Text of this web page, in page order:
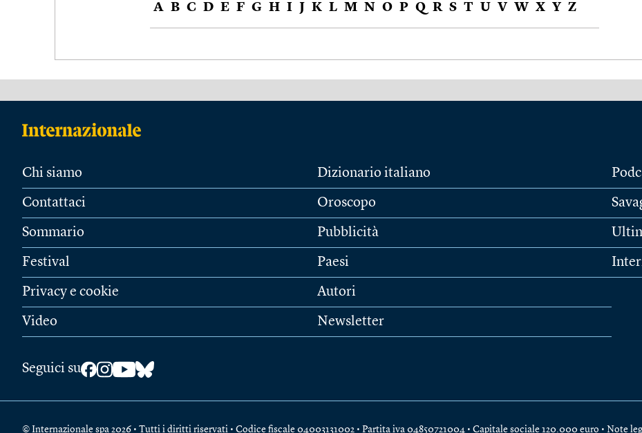
A B C D E F G H I J K L M N O P Q R S T U V W X Y Z
Chi siamo
Contattaci
Sommario
Festival
Privacy e cookie
Video
Dizionario italiano
Oroscopo
Pubblicità
Paesi
Autori
Newsletter
Seguici su
© Internazionale spa 2026 • Tutti i diritti riservati • Codice fiscale 04003131002 • Partita iva 04850721004 • Capitale sociale 120.000 euro • Note